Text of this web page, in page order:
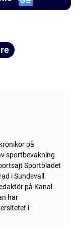
på
sportbevakning
Sportbladet
i Sundsvall.
på Kanal
har
i